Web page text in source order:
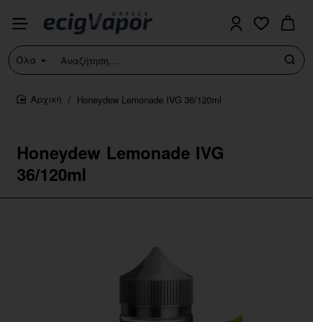
Όλα
Αναζήτηση....
Honeydew Lemonade IVG
36/120ml
home
Honeydew Lemonade IVG 36/120ml